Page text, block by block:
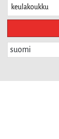
suomi